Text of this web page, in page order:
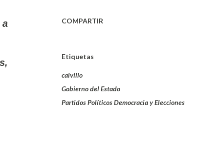
COMPARTIR
Etiquetas
calvillo
Gobierno del Estado
Partidos Políticos Democracia y Elecciones